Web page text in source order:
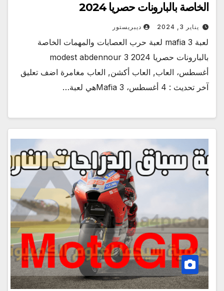
الخاصة بالبارونات حصريا 2024
يناير 3, 2024 ديبريستور
لعبة mafia 3 لعبة حرب العصابات والمهمات الخاصة
بالبارونات حصريا 2024 modest abdennour 3
أغسطس، العاب, العاب أكشن, العاب مغامرة اضف تعليق
آخر تحديث : 4 أغسطس، Mafia 3هي لعبة…